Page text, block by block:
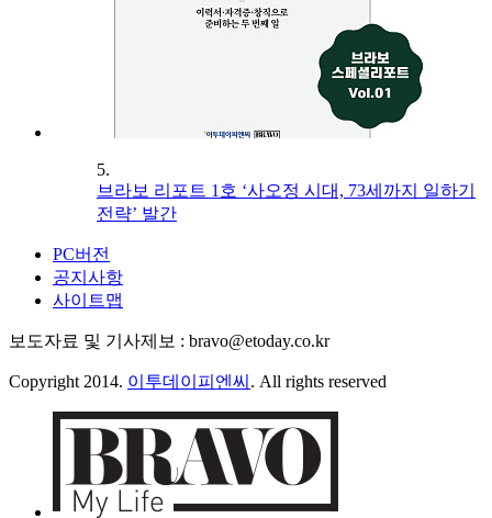
5.
브라보 리포트 1호 ‘사오정 시대, 73세까지 일하기
전략’ 발간
PC버전
공지사항
사이트맵
보도자료 및 기사제보 : bravo@etoday.co.kr
Copyright 2014. 이투데이피엔씨 . All rights reserved